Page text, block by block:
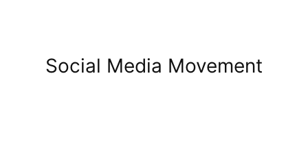
Social Media Movement